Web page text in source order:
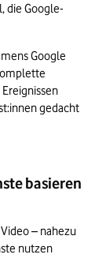
die Google-
Google
gedacht
basieren
– nahezu
nutzen